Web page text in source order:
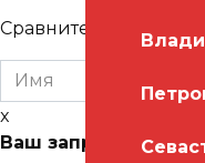
Сравните цены и
x
Ваш запрос в